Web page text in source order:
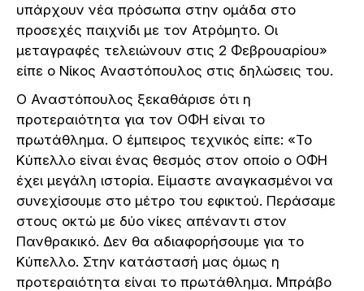
υπάρχουν νέα πρόσωπα στην ομάδα στο
προσεχές παιχνίδι με τον Ατρόμητο. Οι
μεταγραφές τελειώνουν στις 2 Φεβρουαρίου»
είπε ο Νίκος Αναστόπουλος στις δηλώσεις του.
Ο Αναστόπουλος ξεκαθάρισε ότι η
προτεραιότητα για τον ΟΦΗ είναι το
πρωτάθλημα. Ο έμπειρος τεχνικός είπε: «Το
Κύπελλο είναι ένας θεσμός στον οποίο ο ΟΦΗ
έχει μεγάλη ιστορία. Είμαστε αναγκασμένοι να
συνεχίσουμε στο μέτρο του εφικτού. Περάσαμε
στους οκτώ με δύο νίκες απέναντι στον
Πανθρακικό. Δεν θα αδιαφορήσουμε για το
Κύπελλο. Στην κατάστασή μας όμως η
προτεραιότητα είναι το πρωτάθλημα. Μπράβο